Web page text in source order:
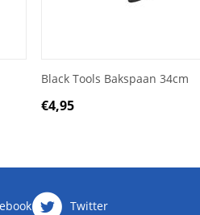
Black Tools Bakspaan 34cm
€4,95
Twitter